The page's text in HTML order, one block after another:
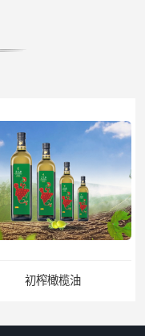
初榨橄榄油